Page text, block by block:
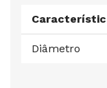
Diâmetro